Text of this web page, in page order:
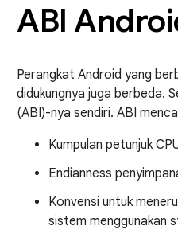
ABI
Perangkat Android yang
didukungnya juga berbeda.
(ABI)-nya sendiri. ABI
Kumpulan petunjuk
Endianness
Konvensi untuk
sistem menggunakan